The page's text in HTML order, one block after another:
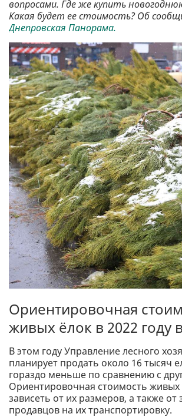
вопросами. Где же купить
Какая будет ее стоимость? Об
Днепровская Панорама.
Ориентировочная
живых ёлок в 2022 году
В этом году Управление лесного
планирует продать около 16 тысяч
гораздо меньше по сравнению с
Ориентировочная стоимость живых
зависеть от их размеров, а также от
продавцов на их транспортировку.